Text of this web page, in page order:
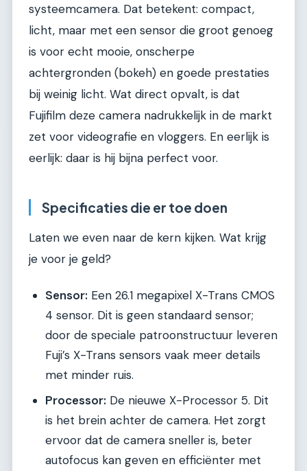
systeemcamera. Dat betekent: compact,
licht, maar met een sensor die groot genoeg
is voor echt mooie, onscherpe
achtergronden (bokeh) en goede prestaties
bij weinig licht. Wat direct opvalt, is dat
Fujifilm deze camera nadrukkelijk in de markt
zet voor videografie en vloggers. En eerlijk is
eerlijk: daar is hij bijna perfect voor.
Specificaties die er toe doen
Laten we even naar de kern kijken. Wat krijg
je voor je geld?
Sensor: Een 26.1 megapixel X-Trans CMOS
4 sensor. Dit is geen standaard sensor;
door de speciale patroonstructuur leveren
Fuji’s X-Trans sensors vaak meer details
met minder ruis.
Processor: De nieuwe X-Processor 5. Dit
is het brein achter de camera. Het zorgt
ervoor dat de camera sneller is, beter
autofocus kan geven en efficiënter met